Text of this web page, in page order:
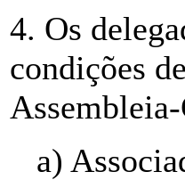
4. Os
condições
a)